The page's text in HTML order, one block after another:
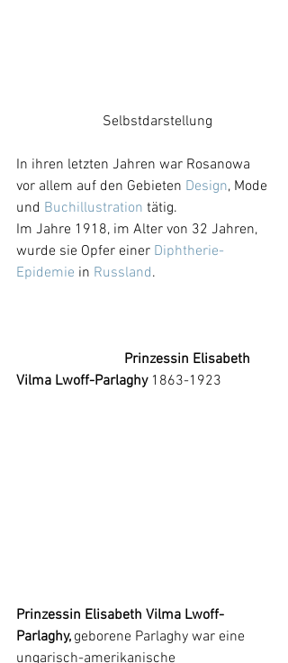
		    Selbstdarstellung
In ihren letzten Jahren war Rosanowa
vor allem auf den Gebieten Design, Mode
und Buchillustration tätig.
Im Jahre 1918, im Alter von 32 Jahren,
wurde sie Opfer einer Diphtherie-
Epidemie in Russland.
Prinzessin Elisabeth
Vilma Lwoff-Parlaghy 1863-1923
Prinzessin Elisabeth Vilma Lwoff-
Parlaghy, geborene Parlaghy war eine
ungarisch-amerikanische